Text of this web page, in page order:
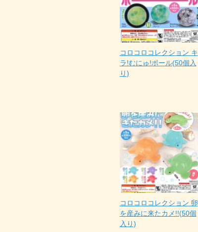
コロコロコレクション キ
ラ!むにゅ!ボール(50個入
り)
コロコロコレクション 卵
を産みに来たカメ!!(50個
入り)